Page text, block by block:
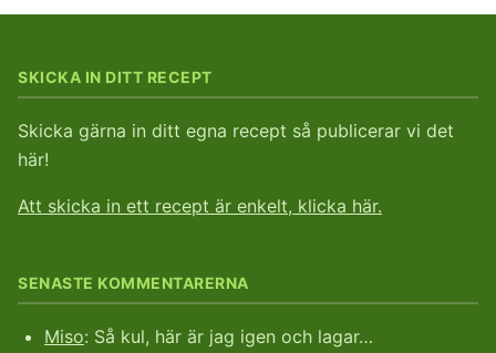
SKICKA IN DITT RECEPT
Skicka gärna in ditt egna recept så publicerar vi det
här!
Att skicka in ett recept är enkelt, klicka här.
SENASTE KOMMENTARERNA
Miso: Så kul, här är jag igen och lagar…